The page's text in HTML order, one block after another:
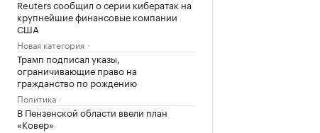
Reuters сообщил о серии кибератак на
крупнейшие финансовые компании
США
Новая категория
Трамп подписал указы,
ограничивающие право на
гражданство по рождению
Политика
В Пензенской области ввели план
«Ковер»